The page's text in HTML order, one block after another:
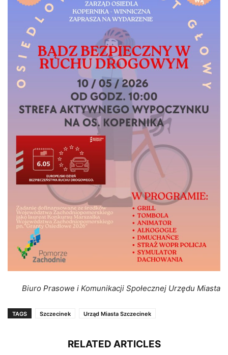
Biuro Prasowe i Komunikacji Społecznej Urzędu Miasta
TAGS Szczecinek Urząd Miasta Szczecinek
RELATED ARTICLES